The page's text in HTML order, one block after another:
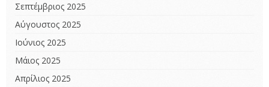
Σεπτέμβριος 2025
Αύγουστος 2025
Ιούνιος 2025
Μάιος 2025
Απρίλιος 2025